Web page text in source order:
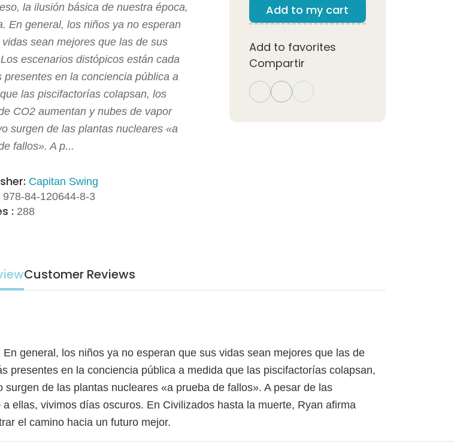
la ilusión básica de nuestra época,
En general, los niños ya no esperan
sean mejores que las de sus
escenarios distópicos están cada
presentes en la conciencia pública a
las piscifactorías colapsan, los
CO2 aumentan y nubes de vapor
surgen de las plantas nucleares «a
fallos». A p...
Capitan Swing
978-84-120644-8-3
: 288
Add to my cart
Add to favorites
Compartir
Customer Reviews
general, los niños ya no esperan que sus vidas sean mejores que las de
presentes en la conciencia pública a medida que las piscifactorías colapsan,
de las plantas nucleares «a prueba de fallos». A pesar de las
ellas, vivimos días oscuros. En Civilizados hasta la muerte, Ryan afirma
el camino hacia un futuro mejor.